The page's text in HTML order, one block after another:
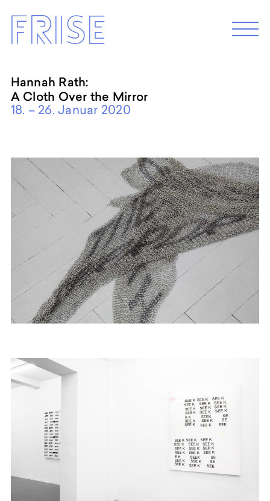
content
M
e
Frise
EXHIBITION 2026
Programm 2026
ABOUT
Künstler*innenhaus Hamburg
Abbildungszentrum
Artist in Residence
Hannah Rath:
A Cloth Over the Mirror
18. – 26. Januar 2020